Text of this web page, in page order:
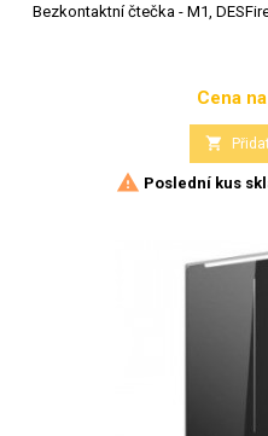
Bezkontaktní čtečka - M1,
Cena

 Poslední kus